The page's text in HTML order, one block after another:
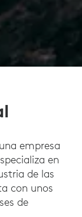
empresa
en
de las
con unos
de